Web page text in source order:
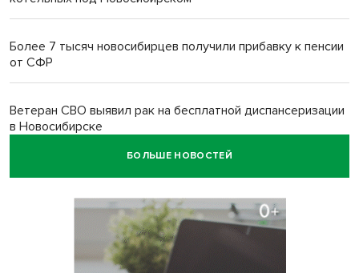
Более 7 тысяч новосибирцев получили прибавку к пенсии
от СФР
Ветеран СВО выявил рак на бесплатной диспансеризации
в Новосибирске
В Новосибирске сотрудница склада Ozon попыталась
Дело отравителя за убийство 14-летней давности
возобновили в Новосибирске
БОЛЬШЕ НОВОСТЕЙ